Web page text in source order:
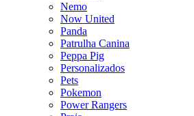
Nemo
Now United
Panda
Patrulha Canina
Peppa Pig
Personalizados
Pets
Pokemon
Power Rangers